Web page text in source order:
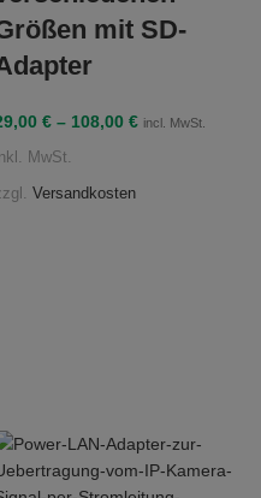
mit SD-
€ – 108,00 € incl. MwSt.
MwSt.
Versandkosten